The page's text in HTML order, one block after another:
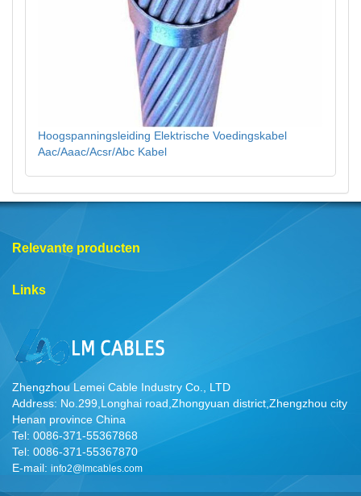
Hoogspanningsleiding Elektrische Voedingskabel
Aac/Aaac/Acsr/Abc Kabel
Relevante producten
Links
Zhengzhou Lemei Cable Industry Co., LTD
Address: No.299,Longhai road,Zhongyuan district,Zhengzhou city
Henan province China
Tel: 0086-371-55367868
Tel: 0086-371-55367870
E-mail: info2@lmcables.com